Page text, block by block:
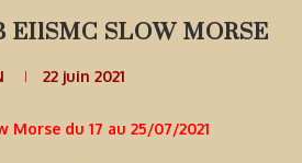
SLOW MORSE
22 juin 2021
du 17 au 25/07/2021